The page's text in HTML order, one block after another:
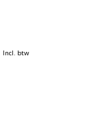
Incl. btw